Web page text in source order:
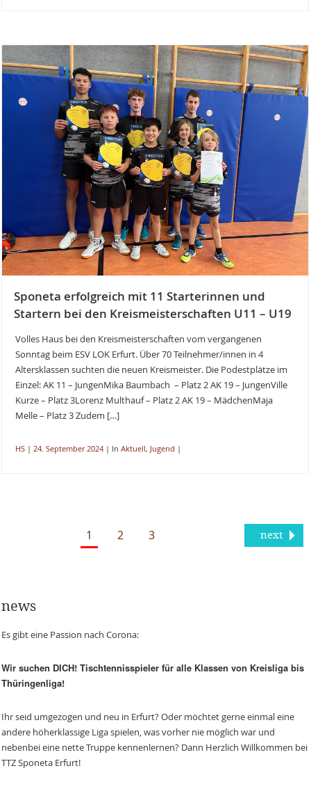
Sponeta erfolgreich mit 11 Starterinnen und
Startern bei den Kreismeisterschaften U11 – U19
Volles Haus bei den Kreismeisterschaften vom vergangenen
Sonntag beim ESV LOK Erfurt. Über 70 Teilnehmer/innen in 4
Altersklassen suchten die neuen Kreismeister. Die Podestplätze im
Einzel: AK 11 – JungenMika Baumbach – Platz 2 AK 19 – JungenVille
Kurze – Platz 3Lorenz Multhauf – Platz 2 AK 19 – MädchenMaja
Melle – Platz 3 Zudem […]
HS| 24. September 2024| In Aktuell, Jugend |
1 2 3 next
news
Es gibt eine Passion nach Corona:
Wir suchen DICH! Tischtennisspieler für alle Klassen von Kreisliga bis
Thüringenliga!
Ihr seid umgezogen und neu in Erfurt? Oder möchtet gerne einmal eine
andere höherklassige Liga spielen, was vorher nie möglich war und
nebenbei eine nette Truppe kennenlernen? Dann Herzlich Willkommen bei
TTZ Sponeta Erfurt!